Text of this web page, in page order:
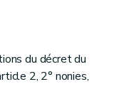
du décret du
2, 2° nonies,